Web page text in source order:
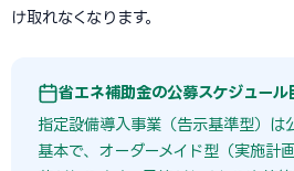
け取れなくなります。
省エネ補助金の公募スケジュール
指定設備導入事業（告示基準型）は
基本で、オーダーメイド型（実施計